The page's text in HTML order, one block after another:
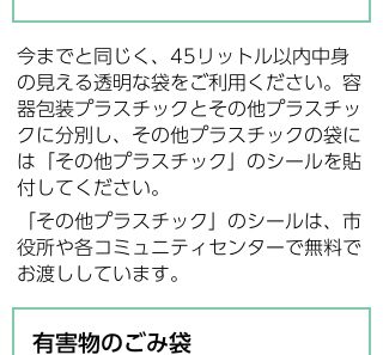
今までと同じく、45リットル以内中身
の見える透明な袋をご利用ください。容
器包装プラスチックとその他プラスチッ
クに分別し、その他プラスチックの袋に
は「その他プラスチック」のシールを貼
付してください。
「その他プラスチック」のシールは、市
役所や各コミュニティセンターで無料で
お渡ししています。
有害物のごみ袋